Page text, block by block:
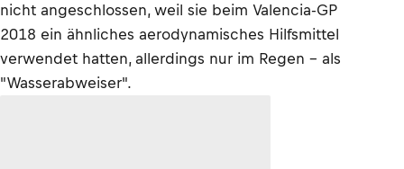
nicht angeschlossen, weil sie beim Valencia-GP
2018 ein ähnliches aerodynamisches Hilfsmittel
verwendet hatten, allerdings nur im Regen – als
"Wasserabweiser".